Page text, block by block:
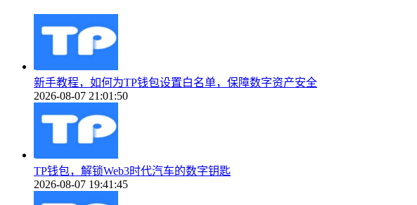
新手教程，如何为TP钱包设置白名单，保障数字资产安全
2026-08-07 21:01:50
TP钱包，解锁Web3时代汽车的数字钥匙
2026-08-07 19:41:45